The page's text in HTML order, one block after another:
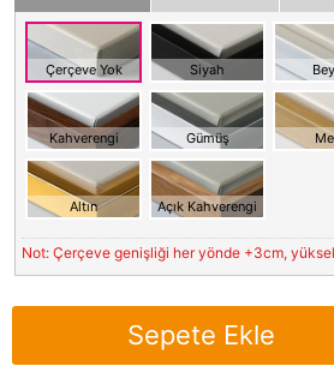
Çerçeve Yok Siyah
Kahverengi Gümüş
Altın Açık Kahverengi
Not: Çerçeve genişliği her yönde +3cm,
Sepete Ekle